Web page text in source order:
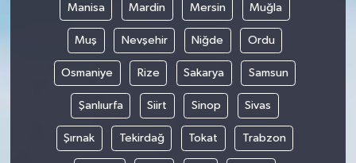
Manisa Mardin Mersin Muğla
Muş Nevşehir Niğde Ordu
Osmaniye Rize Sakarya Samsun
Şanlıurfa Siirt Sinop Sivas
Şırnak Tekirdağ Tokat Trabzon